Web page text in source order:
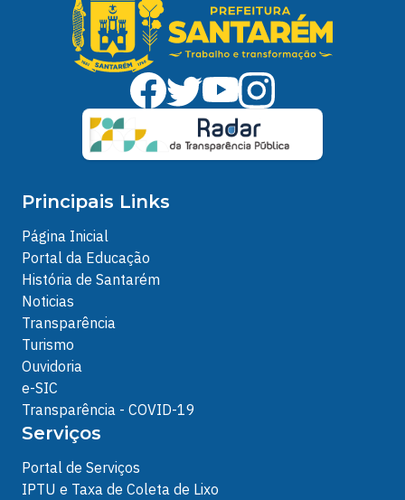
Principais Links
Página Inicial
Portal da Educação
História de Santarém
Noticias
Transparência
Turismo
Ouvidoria
e-SIC
Transparência - COVID-19
Serviços
Portal de Serviços
IPTU e Taxa de Coleta de Lixo